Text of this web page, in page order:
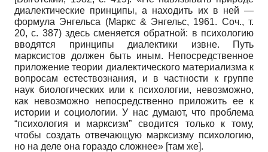
диалектические принципы, а находить их в ней —
формула Энгельса (Маркс & Энгельс, 1961. Соч., т.
20, с. 387) здесь сменяется обратной: в психологию
вводятся принципы диалектики извне. Путь
марксистов должен быть иным. Непосредственное
приложение теории диалектического материализма к
вопросам естествознания, и в частности к группе
наук биологических или к психологии, невозможно,
как невозможно непосредственно приложить ее к
истории и социологии. У нас думают, что проблема
“психология и марксизм” сводится только к тому,
чтобы создать отвечающую марксизму психологию,
но на деле она гораздо сложнее» [там же].